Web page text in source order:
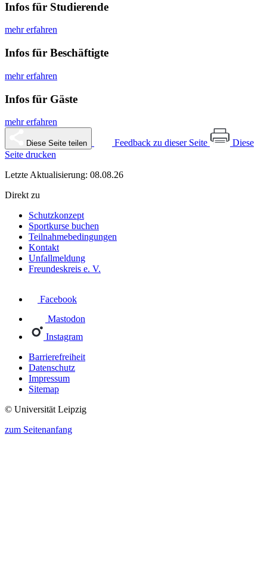
Infos für Studierende
mehr erfahren
Infos für Beschäftigte
mehr erfahren
Infos für Gäste
mehr erfahren
Diese Seite teilen Feedback zu dieser Seite
Diese
Seite drucken
Letzte Aktualisierung: 08.08.26
Direkt zu
Schutzkonzept
Sportkurse buchen
Teilnahmebedingungen
Kontakt
Unfallmeldung
Freundeskreis e. V.
Facebook
Mastodon
Instagram
Barrierefreiheit
Datenschutz
Impressum
Sitemap
© Universität Leipzig
zum Seitenanfang